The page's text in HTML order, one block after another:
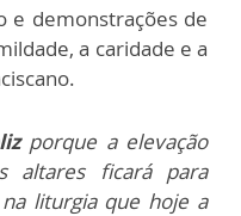
e demonstrações de
a caridade e a
porque a elevação
altares ficará para
liturgia que hoje a